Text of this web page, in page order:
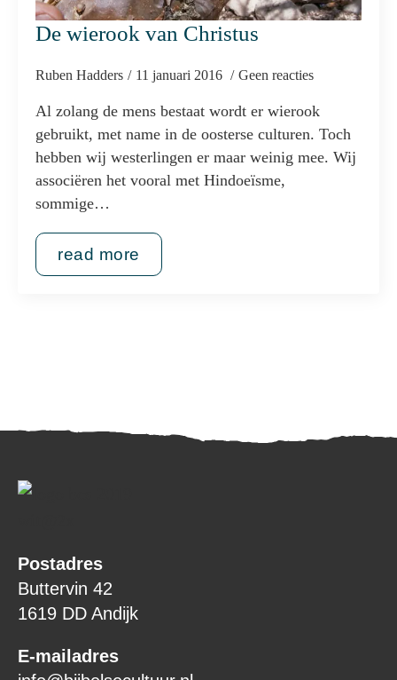
De wierook van Christus
Ruben Hadders 11 januari 2016 Geen reacties
Al zolang de mens bestaat wordt er wierook
gebruikt, met name in de oosterse culturen. Toch
hebben wij westerlingen er maar weinig mee. Wij
associëren het vooral met Hindoeïsme,
sommige…
read more
Postadres
Buttervin 42
1619 DD Andijk
E-mailadres